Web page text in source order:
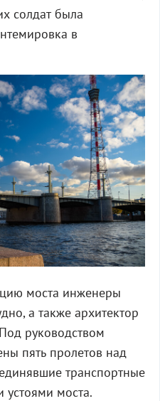
солдат была
в
моста инженеры
а также архитектор
руководством
пять пролетов над
транспортные
устоями моста.